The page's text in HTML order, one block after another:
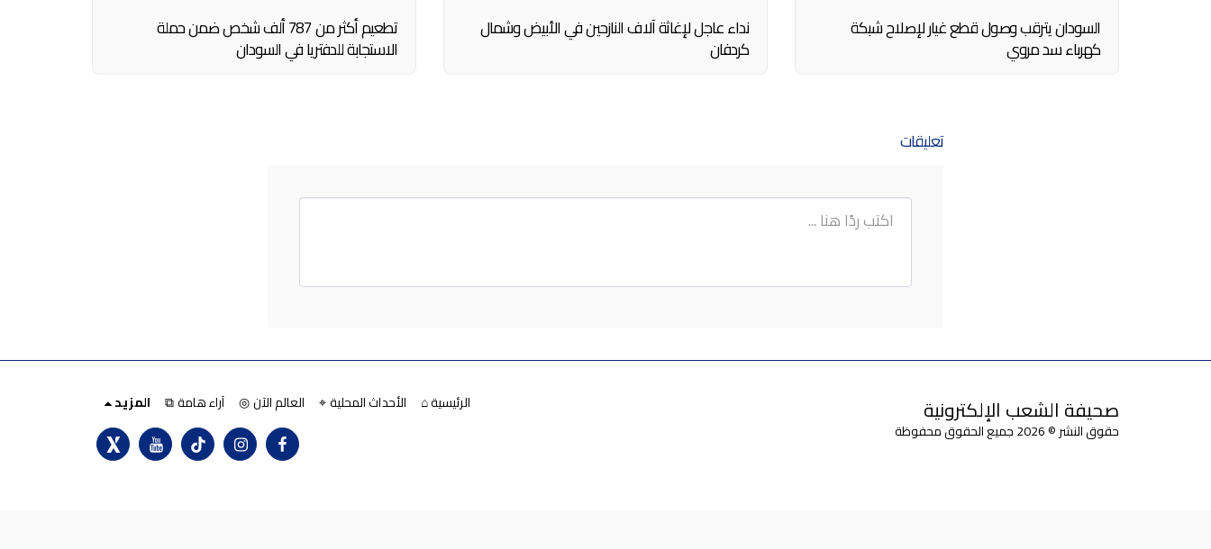
السودان يترقب وصول قطع غيار لإصلاح شبكة
كهرباء سد مروي
نداء عاجل لإغاثة آلاف النازحين في الأبيض وشمال
كردفان
تطعيم أكثر من 787 ألف شخص ضمن حملة
الاستجابة للدفتريا في السودان
تعليقات
صحيفة الشعب الإلكترونية
حقوق النشر © 2026 جميع الحقوق محفوظة
الرئيسية ⌂ الأحداث المحلية ⌖ العالم الآن ◎ آراء هامة ⧉ المزيد